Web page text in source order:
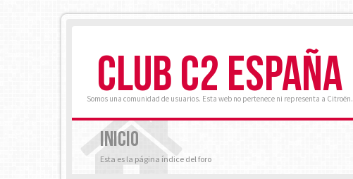
CLUB C2 ESPAÑA
Somos una comunidad de usuarios. Esta web no pertenece ni representa a Citroën.
INICIO
Esta es la página índice del foro